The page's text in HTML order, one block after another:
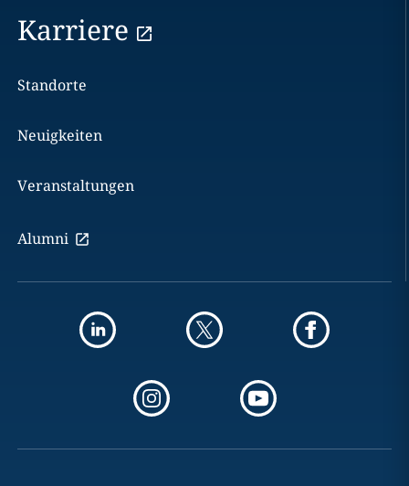
Karriere
Standorte
Neuigkeiten
Veranstaltungen
Alumni